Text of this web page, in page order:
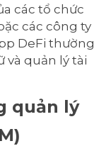
các tổ chức
các công ty
DeFi thường
và quản lý tài
quản lý